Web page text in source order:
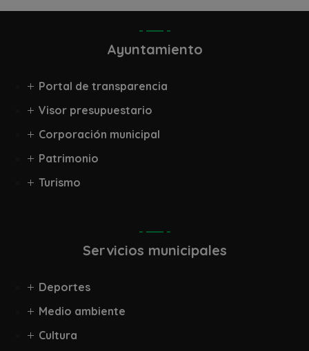
Ayuntamiento
Portal de transparencia
Visor presupuestario
Corporación municipal
Patrimonio
Turismo
Servicios municipales
Deportes
Medio ambiente
Cultura